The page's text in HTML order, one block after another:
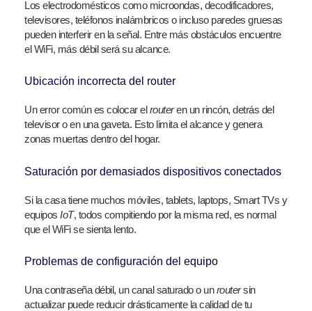
Los electrodomésticos como microondas, decodificadores,
televisores, teléfonos inalámbricos o incluso paredes gruesas
pueden interferir en la señal. Entre más obstáculos encuentre
el WiFi, más débil será su alcance.
Ubicación incorrecta del router
Un error común es colocar elrouteren un rincón, detrás del
televisor o en una gaveta. Esto limita el alcance y genera
zonas muertas dentro del hogar.
Saturación por demasiados dispositivos conectados
Si la casa tiene muchos móviles, tablets, laptops, Smart TVs y
equipos IoT, todos compitiendo por la misma red, es normal
que el WiFi se sienta lento.
Problemas de configuración del equipo
Una contraseña débil, un canal saturado o unroutersin
actualizar puede reducir drásticamente la calidad de tu